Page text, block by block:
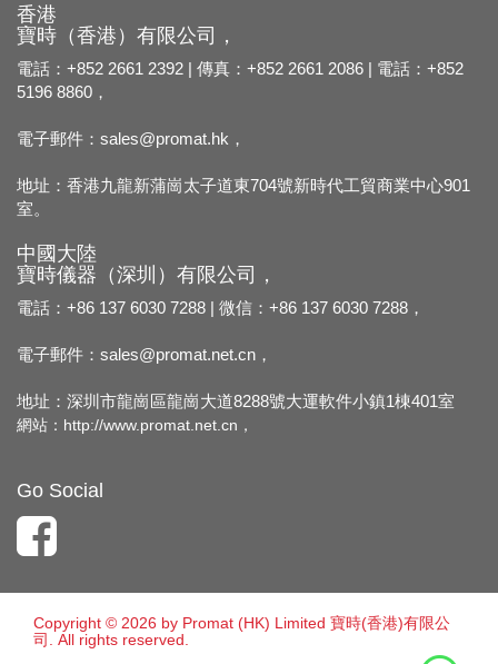
香港
寶時（香港）有限公司，
電話：+852 2661 2392 | 傳真：+852 2661 2086 | 電話：+852
5196 8860，
電子郵件： sales@promat.hk，
地址：香港九龍新蒲崗太子道東704號新時代工貿商業中心901
室。
中國大陸
寶時儀器（深圳）有限公司，
電話：+86 137 6030 7288 | 微信：+86 137 6030 7288，
電子郵件： sales@promat.net.cn，
地址：深圳市龍崗區龍崗大道8288號大運軟件小鎮1棟401室
網站： http://www.promat.net.cn，
Go Social
Copyright © 2026 by Promat (HK) Limited 寶時(香港)有限公
司. All rights reserved.